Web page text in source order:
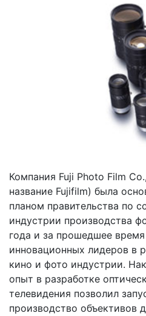
Компания Fuji Photo Film
название Fujifilm) была
планом правительства по
индустрии производства
года и за прошедшее
инновационных лидеров в
кино и фото индустрии.
опыт в разработке
телевидения позволил
производство объективов